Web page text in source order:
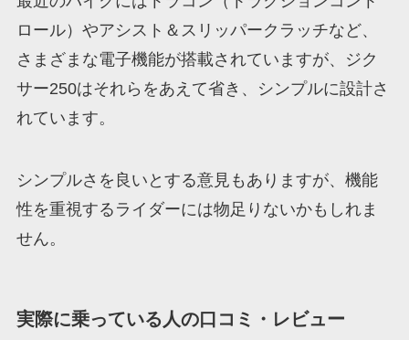
ロール）やアシスト＆スリッパークラッチなど、
さまざまな電子機能が搭載されていますが、ジク
サー250はそれらをあえて省き、シンプルに設計さ
れています。
シンプルさを良いとする意見もありますが、機能
性を重視するライダーには物足りないかもしれま
せん。
実際に乗っている人の口コミ・レビュー